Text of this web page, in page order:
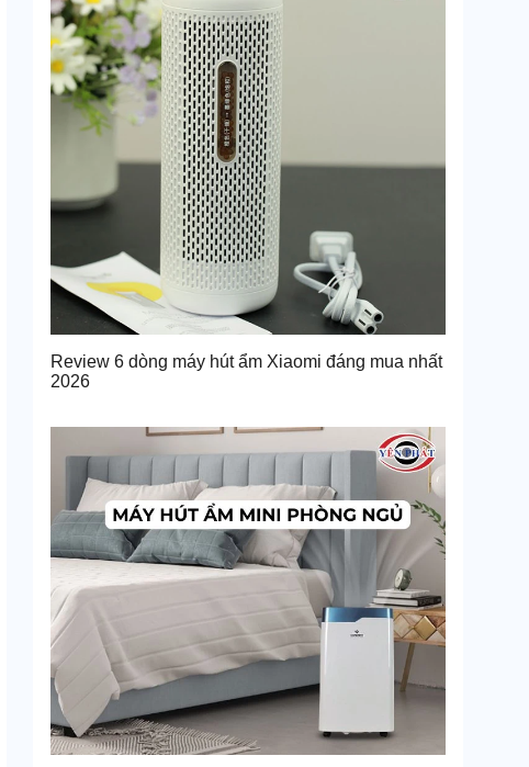
Review 6 dòng máy hút ẩm Xiaomi đáng mua nhất
2026